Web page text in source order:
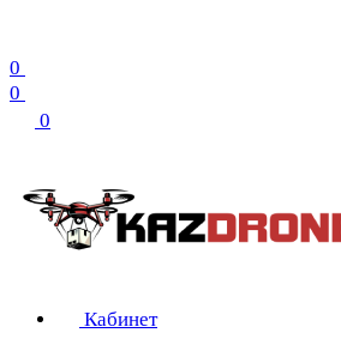
0
0
0
Кабинет